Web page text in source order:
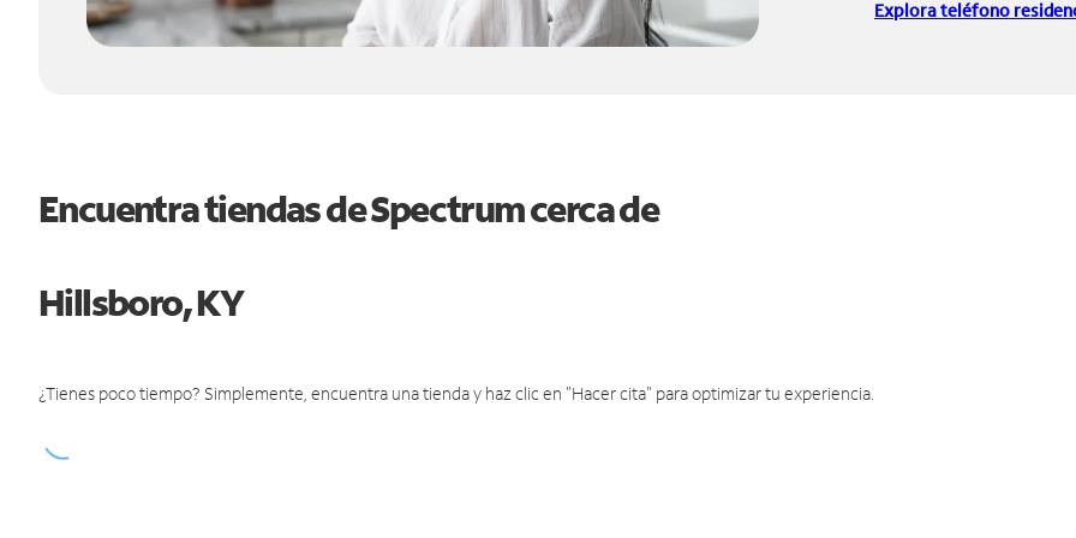
Explora teléfono
Encuentra tiendas de Spectrum cerca de
Hillsboro, KY
¿Tienes poco tiempo? Simplemente, encuentra una tienda y haz clic en "Hacer cita" para optimizar tu experiencia.